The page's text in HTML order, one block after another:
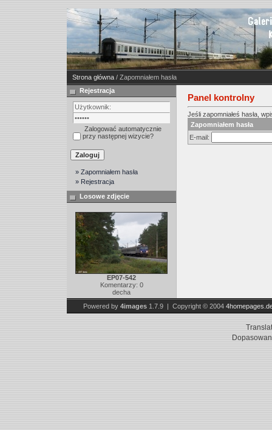
Strona główna / Zapomniałem hasła
Rejestracja
Zalogować automatycznie
przy następnej wizycie?
» Zapomniałem hasła
» Rejestracja
Losowe zdjęcie
EP07-542
Komentarzy: 0
decha
Panel kontrolny
Jeśli zapomniałeś hasła,
Zapomniałem hasła
E-mail:
Powered by 4images 1.7.9 | Copyright © 2004